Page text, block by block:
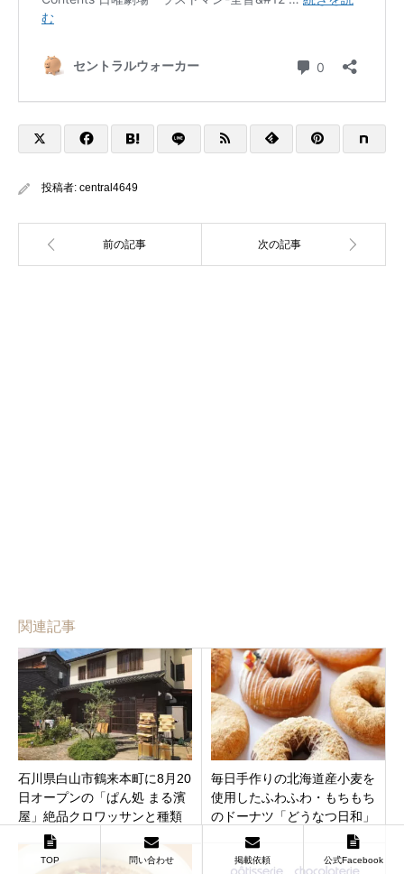
投稿者: central4649
関連記事
石川県白山市鶴来本町に8月20
日オープンの「ぱん処 まる濱
屋」絶品クロワッサンと種類
豊富なパンがおすすめです！
毎日手作りの北海道産小麦を
使用したふわふわ・もちもち
のドーナツ「どうなつ日和」
金沢市戸板西イオンタウン金
沢示野に7月14日オープン
TOP 問い合わせ 掲載依頼 公式Facebook